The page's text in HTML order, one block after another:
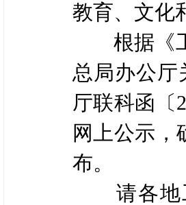
教育、文化
根据《工
总局办公厅
厅联科函〔
网上公示，
布。
请各地工